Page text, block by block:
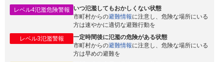
レベル4氾濫危険警報
いつ氾濫してもおかしくない状態
市町村からの避難情報に注意し、危険な場所にいる
方は速やかに適切な避難行動を
レベル3氾濫警報
一定時間後に氾濫の危険がある状態
市町村からの避難情報に注意し、危険な場所にいる
方は早めの避難を